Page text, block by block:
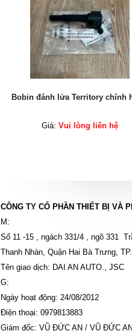
Bobin đánh lửa Territory chính
Giá: Vui lòng liên hệ
CÔNG TY CỔ PHẦN THIẾT BỊ VÀ
M:
Số 11 -15 , ngách 331/4 , ngõ 331
Thanh Nhàn, Quận Hai Bà Trưng,
Tên giao dịch: DAI AN AUTO., JSC
G:
Ngày hoạt động: 24/08/2012
Điện thoại: 0979813883
Giám đốc: VŨ ĐỨC AN / VŨ ĐỨC AN